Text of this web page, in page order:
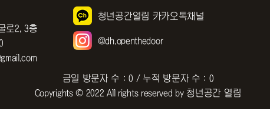
로2, 3층
청년공간열림 카카오톡채널
@dh.openthedoor
금일 방문자 수 : 0 / 누적 방문자 수 : 0
Copyrights © 2022 All rights reserved by 청년공간 열림